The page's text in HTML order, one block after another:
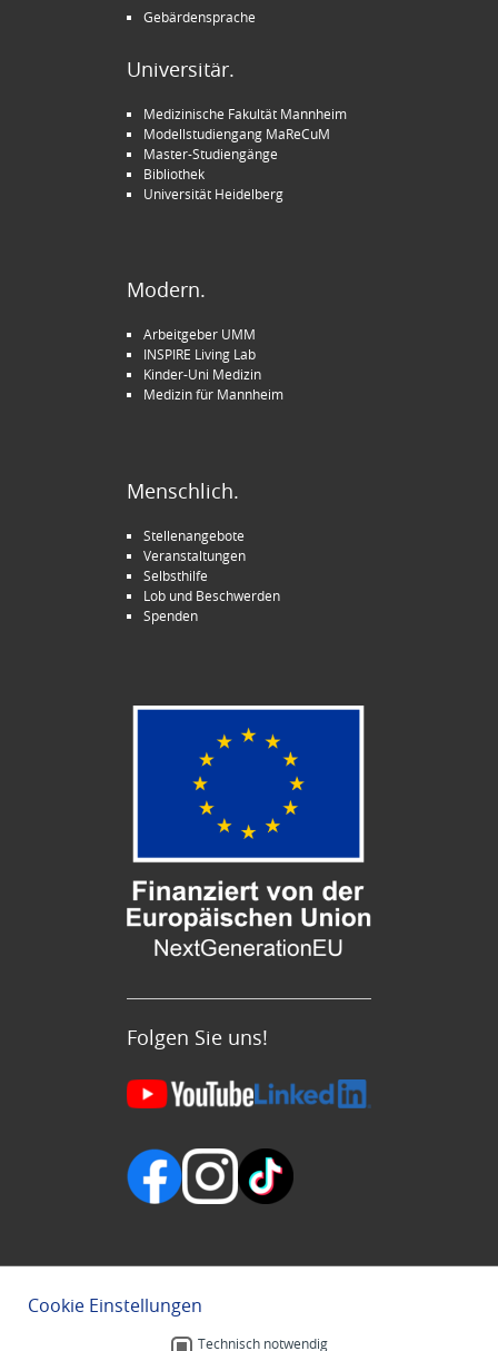
Gebärdensprache
Universitär.
Medizinische Fakultät Mannheim
Modellstudiengang MaReCuM
Master-Studiengänge
Bibliothek
Universität Heidelberg
Modern.
Arbeitgeber UMM
INSPIRE Living Lab
Kinder-Uni Medizin
Medizin für Mannheim
Menschlich.
Stellenangebote
Veranstaltungen
Selbsthilfe
Lob und Beschwerden
Spenden
Folgen Sie uns!
Cookie Einstellungen
Technisch notwendig